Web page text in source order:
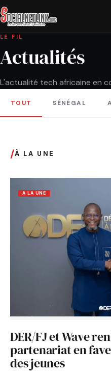
LE FIL
Actualités
L'actualité tech africaine en
TOUT SÉNÉGAL
/À LA UNE
A LA UNE
DER/FJ et Wave
partenariat en
des jeunes